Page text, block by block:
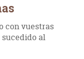
con vuestras
sucedido al